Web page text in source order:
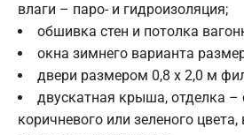
влаги – паро- и гидроизоляция;
обшивка стен и потолка
окна зимнего варианта
двери размером 0,8 х 2,0 м
двускатная крыша, отделка –
коричневого или зеленого